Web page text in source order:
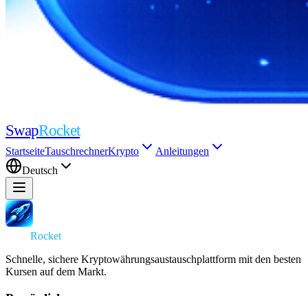
SwapRocket
StartseiteTauschrechnerKrypto
Anleitungen
Deutsch
Rocket
Schnelle, sichere Kryptowährungsaustauschplattform mit den besten
Kursen auf dem Markt.